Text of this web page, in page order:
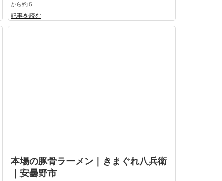
から約５...
記事を読む
本場の豚骨ラーメン｜きまぐれ八兵衛
｜安曇野市